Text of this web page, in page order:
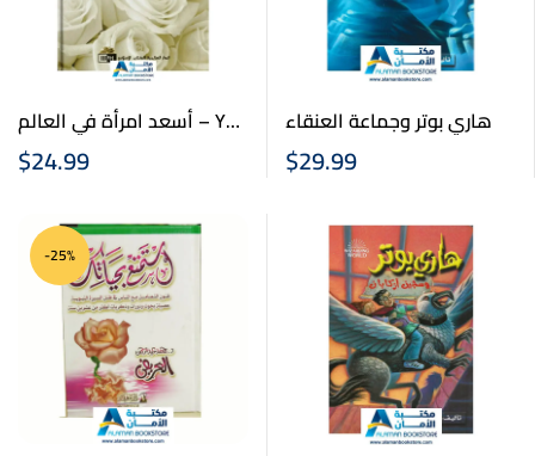
أسعد امرأة في العالم – You
can be the happiest woman
in the world
$24.99
هاري بوتر وجماعة العنقاء
$29.99
-25%